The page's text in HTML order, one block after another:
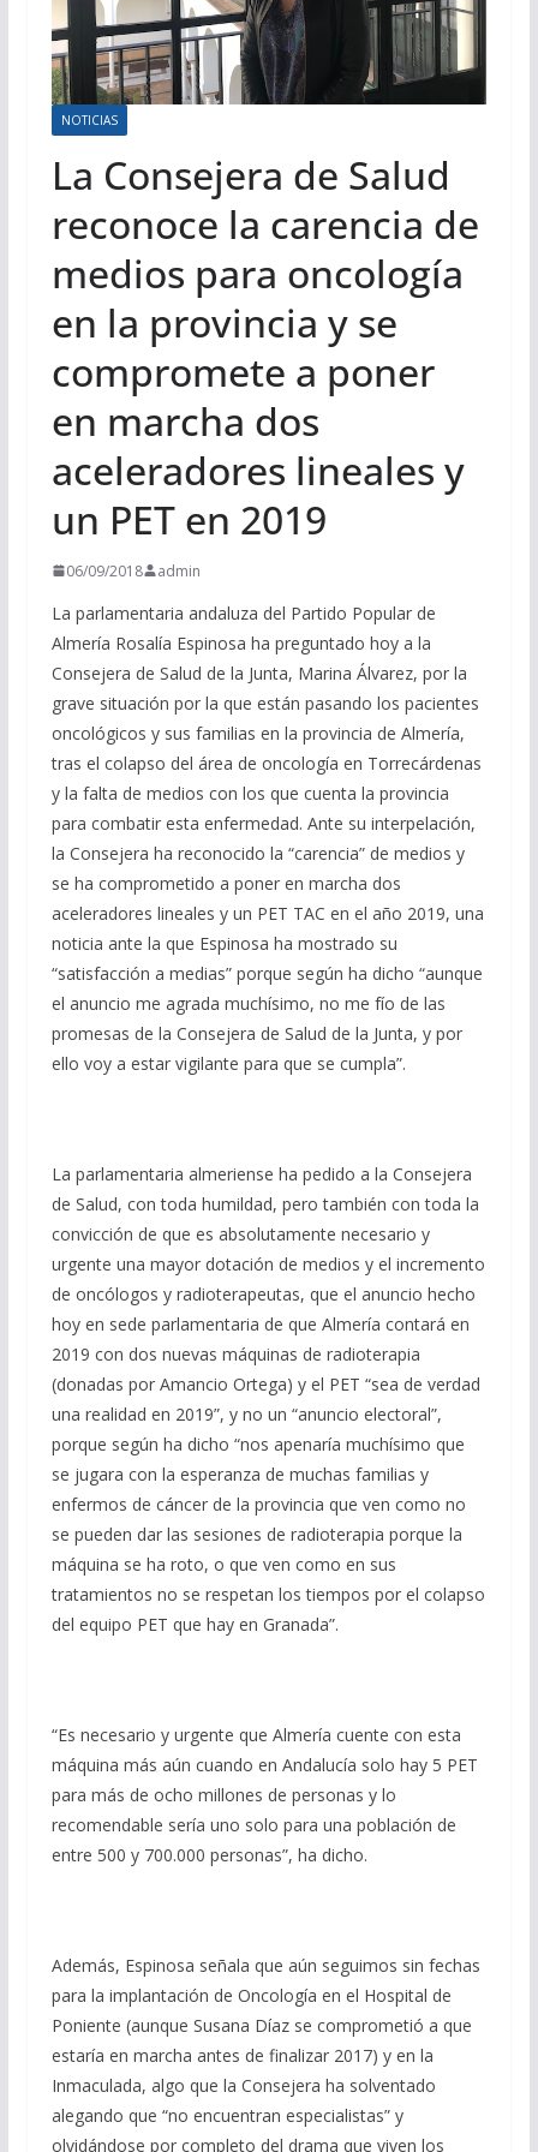
NOTICIAS
La Consejera de Salud
reconoce la carencia de
medios para oncología
en la provincia y se
compromete a poner
en marcha dos
aceleradores lineales y
un PET en 2019
06/09/2018 admin
La parlamentaria andaluza del Partido Popular de
Almería Rosalía Espinosa ha preguntado hoy a la
Consejera de Salud de la Junta, Marina Álvarez, por la
grave situación por la que están pasando los pacientes
oncológicos y sus familias en la provincia de Almería,
tras el colapso del área de oncología en Torrecárdenas
y la falta de medios con los que cuenta la provincia
para combatir esta enfermedad. Ante su interpelación,
la Consejera ha reconocido la “carencia” de medios y
se ha comprometido a poner en marcha dos
aceleradores lineales y un PET TAC en el año 2019, una
noticia ante la que Espinosa ha mostrado su
“satisfacción a medias” porque según ha dicho “aunque
el anuncio me agrada muchísimo, no me fío de las
promesas de la Consejera de Salud de la Junta, y por
ello voy a estar vigilante para que se cumpla”.
La parlamentaria almeriense ha pedido a la Consejera
de Salud, con toda humildad, pero también con toda la
convicción de que es absolutamente necesario y
urgente una mayor dotación de medios y el incremento
de oncólogos y radioterapeutas, que el anuncio hecho
hoy en sede parlamentaria de que Almería contará en
2019 con dos nuevas máquinas de radioterapia
(donadas por Amancio Ortega) y el PET “sea de verdad
una realidad en 2019”, y no un “anuncio electoral”,
porque según ha dicho “nos apenaría muchísimo que
se jugara con la esperanza de muchas familias y
enfermos de cáncer de la provincia que ven como no
se pueden dar las sesiones de radioterapia porque la
máquina se ha roto, o que ven como en sus
tratamientos no se respetan los tiempos por el colapso
del equipo PET que hay en Granada”.
“Es necesario y urgente que Almería cuente con esta
máquina más aún cuando en Andalucía solo hay 5 PET
para más de ocho millones de personas y lo
recomendable sería uno solo para una población de
entre 500 y 700.000 personas”, ha dicho.
Además, Espinosa señala que aún seguimos sin fechas
para la implantación de Oncología en el Hospital de
Poniente (aunque Susana Díaz se comprometió a que
estaría en marcha antes de finalizar 2017) y en la
Inmaculada, algo que la Consejera ha solventado
alegando que “no encuentran especialistas” y
olvidándose por completo del drama que viven los